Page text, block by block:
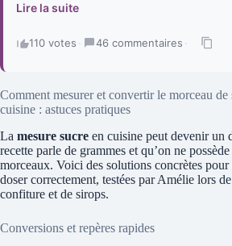
Lire la suite
110 votes · 46 commentaires ·
Comment mesurer et convertir le morceau de
cuisine : astuces pratiques
La mesure sucre en cuisine peut devenir un
recette parle de grammes et qu’on ne
morceaux. Voici des solutions concrètes
doser correctement, testées par Amélie lors de
confiture et de sirops.
Conversions et repères rapides